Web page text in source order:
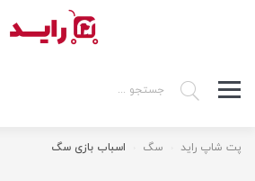
پت شاپ راید سگ اسباب بازی سگ